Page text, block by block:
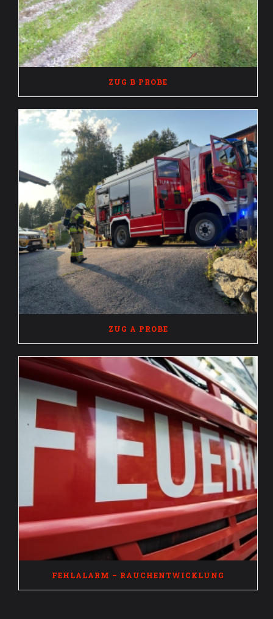
ZUG B PROBE
ZUG A PROBE
FEHLALARM – RAUCHENTWICKLUNG